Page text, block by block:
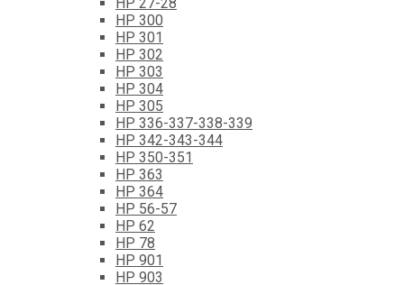
HP 300
HP 301
HP 302
HP 303
HP 304
HP 305
HP 336-337-338-339
HP 342-343-344
HP 350-351
HP 363
HP 364
HP 56-57
HP 62
HP 78
HP 901
HP 903